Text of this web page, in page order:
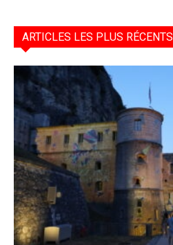
ARTICLES LES PLUS RÉCENTS